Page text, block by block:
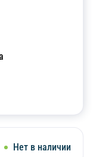
Нет в наличии